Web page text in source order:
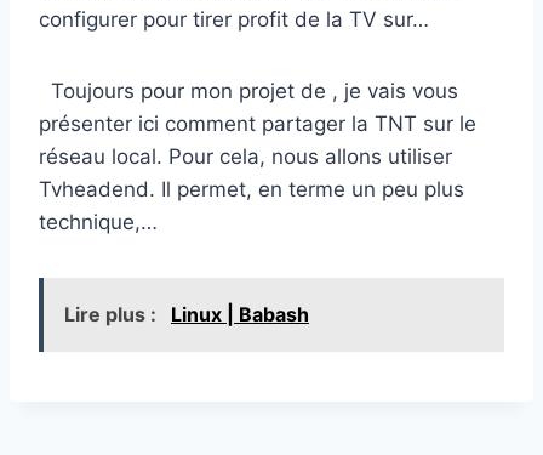
configurer pour tirer profit de la TV sur…
Toujours pour mon projet de , je vais vous
présenter ici comment partager la TNT sur le
réseau local. Pour cela, nous allons utiliser
Tvheadend. Il permet, en terme un peu plus
technique,…
Lire plus : Linux | Babash